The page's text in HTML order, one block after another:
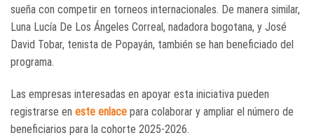
sueña con competir en torneos internacionales. De manera similar,
Luna Lucía De Los Ángeles Correal, nadadora bogotana, y José
David Tobar, tenista de Popayán, también se han beneficiado del
programa.
Las empresas interesadas en apoyar esta iniciativa pueden
registrarse en este enlace para colaborar y ampliar el número de
beneficiarios para la cohorte 2025-2026.